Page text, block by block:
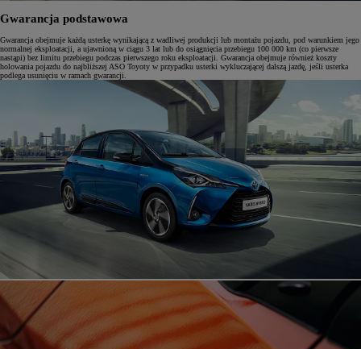
Gwarancja podstawowa
Gwarancja obejmuje każdą usterkę wynikającą z wadliwej produkcji lub montażu pojazdu, pod warunkiem jego
normalnej eksploatacji, a ujawnioną w ciągu 3 lat lub do osiągnięcia przebiegu 100 000 km (co pierwsze
nastąpi) bez limitu przebiegu podczas pierwszego roku eksploatacji. Gwarancja obejmuje również koszty
holowania pojazdu do najbliższej ASO Toyoty w przypadku usterki wykluczającej dalszą jazdę, jeśli usterka
podlega usunięciu w ramach gwarancji.